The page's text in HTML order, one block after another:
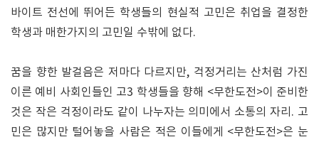
바이트 전선에 뛰어든 학생들의 현실적 고민은 취업을 결정한
학생과 매한가지의 고민일 수밖에 없다.
꿈을 향한 발걸음은 저마다 다르지만, 걱정거리는 산처럼 가진
이른 예비 사회인들인 고3 학생들을 향해 <무한도전>이 준비한
것은 작은 걱정이라도 같이 나누자는 의미에서 소통의 자리. 고
민은 많지만 털어놓을 사람은 적은 이들에게 <무한도전>은 눈